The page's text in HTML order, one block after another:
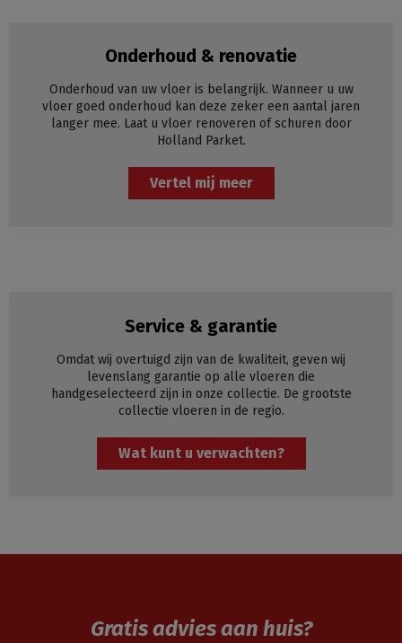
Onderhoud & renovatie
Onderhoud van uw vloer is belangrijk. Wanneer u uw
vloer goed onderhoud kan deze zeker een aantal jaren
langer mee. Laat u vloer renoveren of schuren door
Holland Parket.
Vertel mij meer
Service & garantie
Omdat wij overtuigd zijn van de kwaliteit, geven wij
levenslang garantie op alle vloeren die
handgeselecteerd zijn in onze collectie. De grootste
collectie vloeren in de regio.
Wat kunt u verwachten?
Gratis advies aan huis?